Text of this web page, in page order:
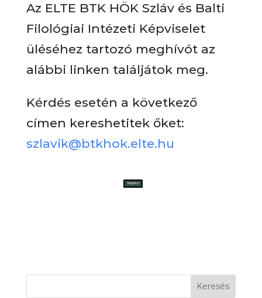
Az ELTE BTK HÖK Szláv és Balti
Filológiai Intézeti Képviselet
üléséhez tartozó meghívót az
alábbi linken találjátok meg.
Kérdés esetén a következő
címen kereshetitek őket:
szlavik@btkhok.elte.hu
Meghívó